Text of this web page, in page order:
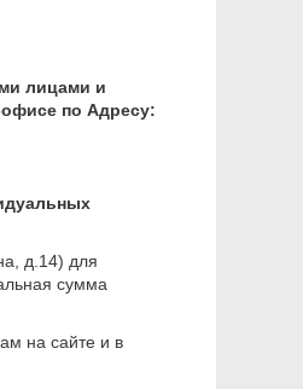
лицами и
по Адресу:
д.14) для
сумма
на сайте и в